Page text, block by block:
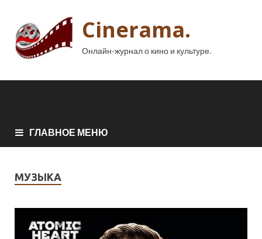
Cinerama.
Онлайн-журнал о кино и культуре.
ГЛАВНОЕ МЕНЮ
МУЗЫКА